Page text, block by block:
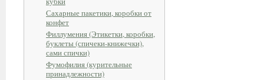
Сахарные пакетики, коробки от
конфет
Филлумения (Этикетки, коробки,
буклеты (спичеки-книжечки),
сами спички)
Фумофилия (курительные
принадлежности)